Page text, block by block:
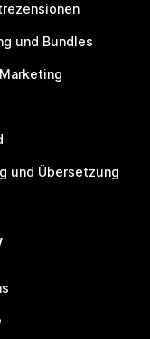
und Bundles
und Übersetzung